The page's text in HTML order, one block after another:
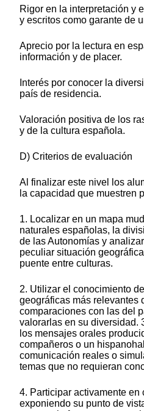
Rigor en la interpretación y
y escritos como garante de
Aprecio por la lectura en
información y de placer.
Interés por conocer la
país de residencia.
Valoración positiva de los
y de la cultura española.
D) Criterios de evaluación
Al finalizar este nivel los
la capacidad que muestren
1. Localizar en un mapa
naturales españolas, la
de las Autonomías y
peculiar situación
puente entre culturas.
2. Utilizar el conocimiento
geográficas más relevantes
comparaciones con las del
valorarlas en su diversidad.
los mensajes orales
compañeros o un
comunicación reales o
temas que no requieran
4. Participar activamente en
exponiendo su punto de